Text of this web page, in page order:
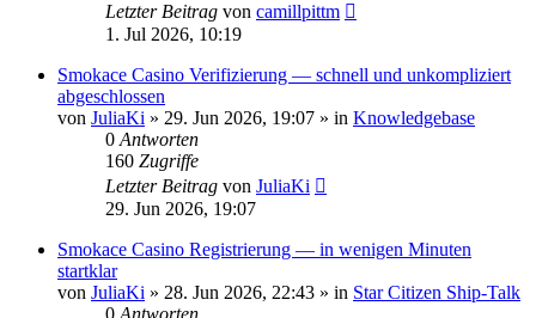
Letzter Beitrag von camillpittm
1. Jul 2026, 10:19
Smokace Casino Verifizierung — schnell und unkompliziert
abgeschlossen
von JuliaKi » 29. Jun 2026, 19:07 » in Knowledgebase
0Antworten
160 Zugriffe
Letzter Beitrag von JuliaKi
29. Jun 2026, 19:07
Smokace Casino Registrierung — in wenigen Minuten
startklar
von JuliaKi » 28. Jun 2026, 22:43 » in Star Citizen Ship-Talk